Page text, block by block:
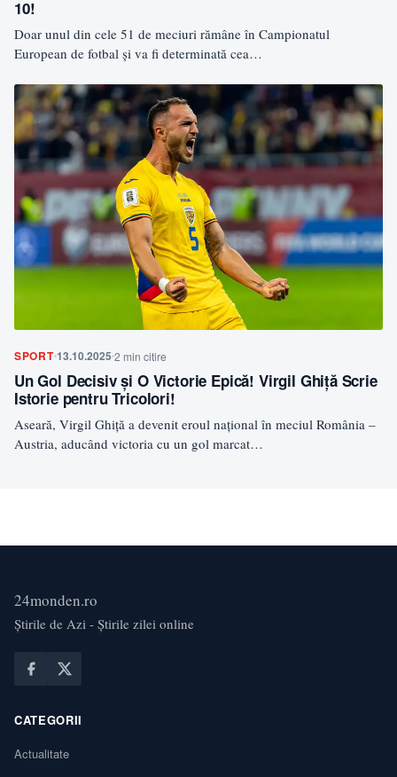
10!
Doar unul din cele 51 de meciuri rămâne în Campionatul
European de fotbal și va fi determinată cea…
SPORT13.10.2025 2 min citire
Un Gol Decisiv și O Victorie Epică! Virgil Ghiță Scrie
Istorie pentru Tricolori!
Aseară, Virgil Ghiță a devenit eroul național în meciul România –
Austria, aducând victoria cu un gol marcat…
24monden.ro
Știrile de Azi - Știrile zilei online
CATEGORII
Actualitate